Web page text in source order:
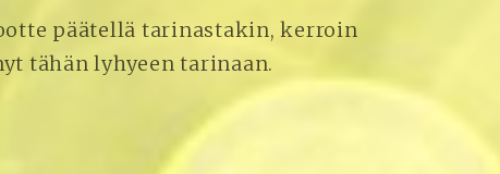
päätellä tarinastakin, kerroin
tähän lyhyeen tarinaan.